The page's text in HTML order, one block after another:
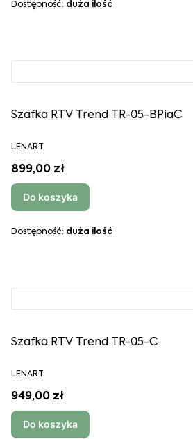
Dostępność: duża ilość
Szafka RTV Trend TR-05-BPiaC
LENART
899,00 zł
Do koszyka
Dostępność: duża ilość
Szafka RTV Trend TR-05-C
LENART
949,00 zł
Do koszyka